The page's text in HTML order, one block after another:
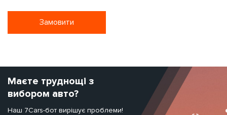
Замовити
Маєте труднощі з
вибором авто?
Наш 7Cars-бот вирішує проблеми!